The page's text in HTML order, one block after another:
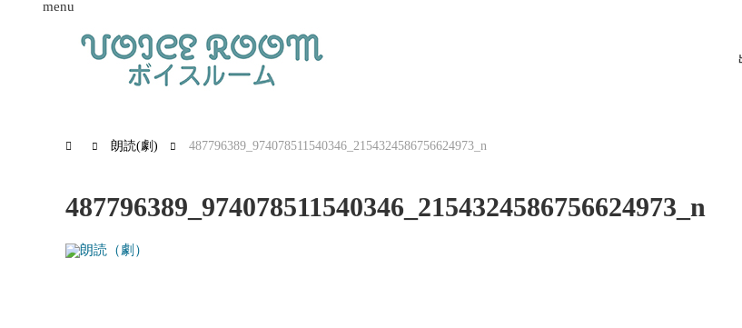
menu
朗読(劇) 487796389_974078511540346_2154324586756624973_n
487796389_974078511540346_2154324586756624973_n